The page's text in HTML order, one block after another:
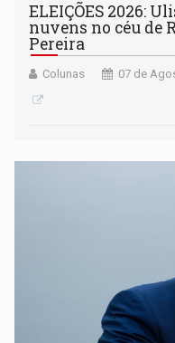
ELEIÇÕES 2026:
nuvens no céu de
Pereira
Colunas 07 de